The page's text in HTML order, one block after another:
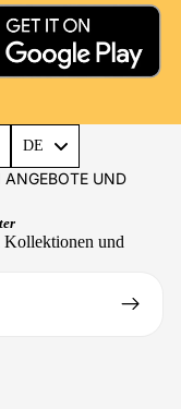
DE
ANGEBOTE UND
Kollektionen und